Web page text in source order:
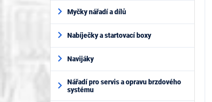
Myčky nářadí a dílů
Nabíječky a startovací boxy
Navijáky
Nářadí pro servis a opravu brzdového
systému